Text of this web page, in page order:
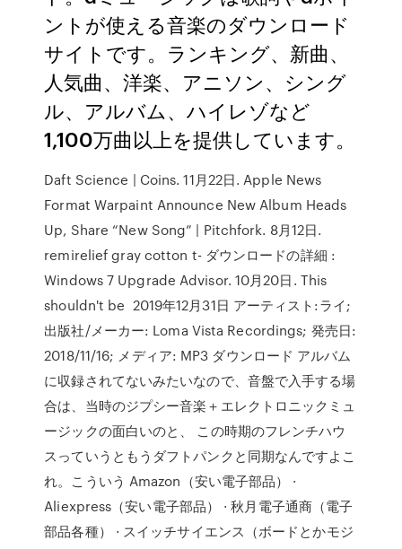
ントが使える音楽のダウンロード
サイトです。ランキング、新曲、
人気曲、洋楽、アニソン、シング
ル、アルバム、ハイレゾなど
1,100万曲以上を提供しています。
Daft Science | Coins. 11月22日. Apple News
Format Warpaint Announce New Album Heads
Up, Share “New Song” | Pitchfork. 8月12日.
remirelief gray cotton t- ダウンロードの詳細 :
Windows 7 Upgrade Advisor. 10月20日. This
shouldn't be 2019年12月31日 アーティスト:ライ;
出版社/メーカー: Loma Vista Recordings; 発売日:
2018/11/16; メディア: MP3 ダウンロード アルバム
に収録されてないみたいなので、音盤で入手する場
合は、当時のジプシー音楽＋エレクトロニックミュ
ージックの面白いのと、 この時期のフレンチハウ
スっていうともうダフトパンクと同期なんですよこ
れ。こういう Amazon（安い電子部品） ·
Aliexpress（安い電子部品） · 秋月電子通商（電子
部品各種） · スイッチサイエンス（ボードとかモジ